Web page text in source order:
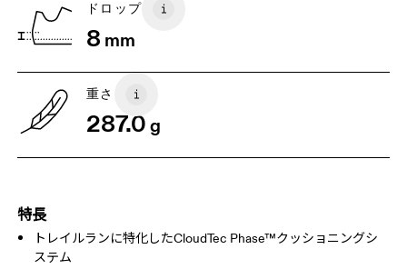
横方向にスクロールするとさらに表示できます
ドロップ
8 mm
重さ
287.0g
特長
トレイルランに特化したCloudTec Phase™クッショニングシ
ステム